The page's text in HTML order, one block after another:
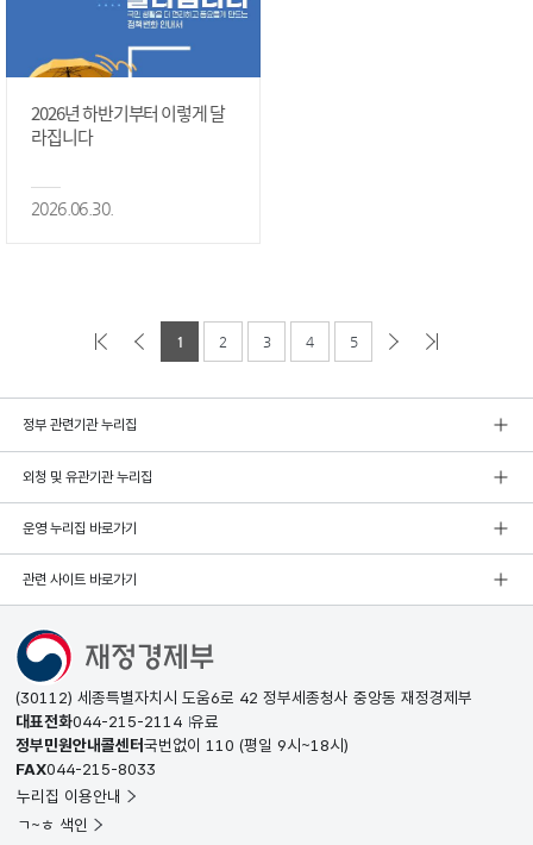
2026년 하반기부터 이렇게 달
라집니다
2026.06.30.
1 2 3 4 5
정부 관련기관 누리집
외청 및 유관기관 누리집
운영 누리집 바로가기
관련 사이트 바로가기
(30112) 세종특별자치시 도움6로 42 정부세종청사 중앙동 재정경제부
대표전화044-215-2114 유료
정부민원안내콜센터국번없이 110 (평일 9시~18시)
FAX044-215-8033
누리집 이용안내
ㄱ~ㅎ 색인